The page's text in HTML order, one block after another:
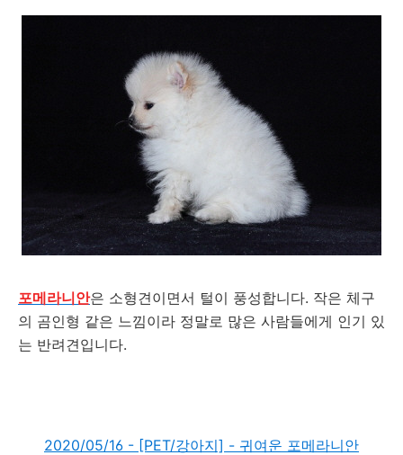
포메라니안은 소형견이면서 털이 풍성합니다. 작은 체구
의 곰인형 같은 느낌이라 정말로 많은 사람들에게 인기 있
는 반려견입니다.
2020/05/16 - [PET/강아지] - 귀여운 포메라니안